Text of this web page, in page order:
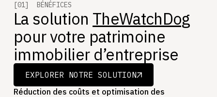
[01] BÉNÉFICES
La solution TheWatchDog
pour votre patrimoine
immobilier d’entreprise
EXPLORER NOTRE SOLUTION
EXPLORER NOTRE SOLUTION
Réduction des coûts et optimisation des